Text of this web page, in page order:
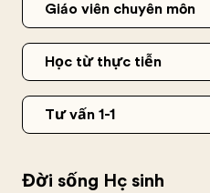
Giáo viên chuyên môn
Học từ thực tiễn
Tư vấn 1-1
Đời sống Học sinh